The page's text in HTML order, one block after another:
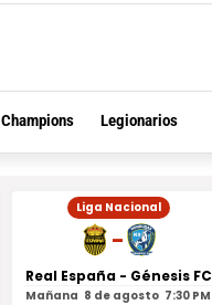
Champions Legionarios
Liga Nacional
-
Real España - Génesis FC
Mañana 8 de agosto 7:30 PM